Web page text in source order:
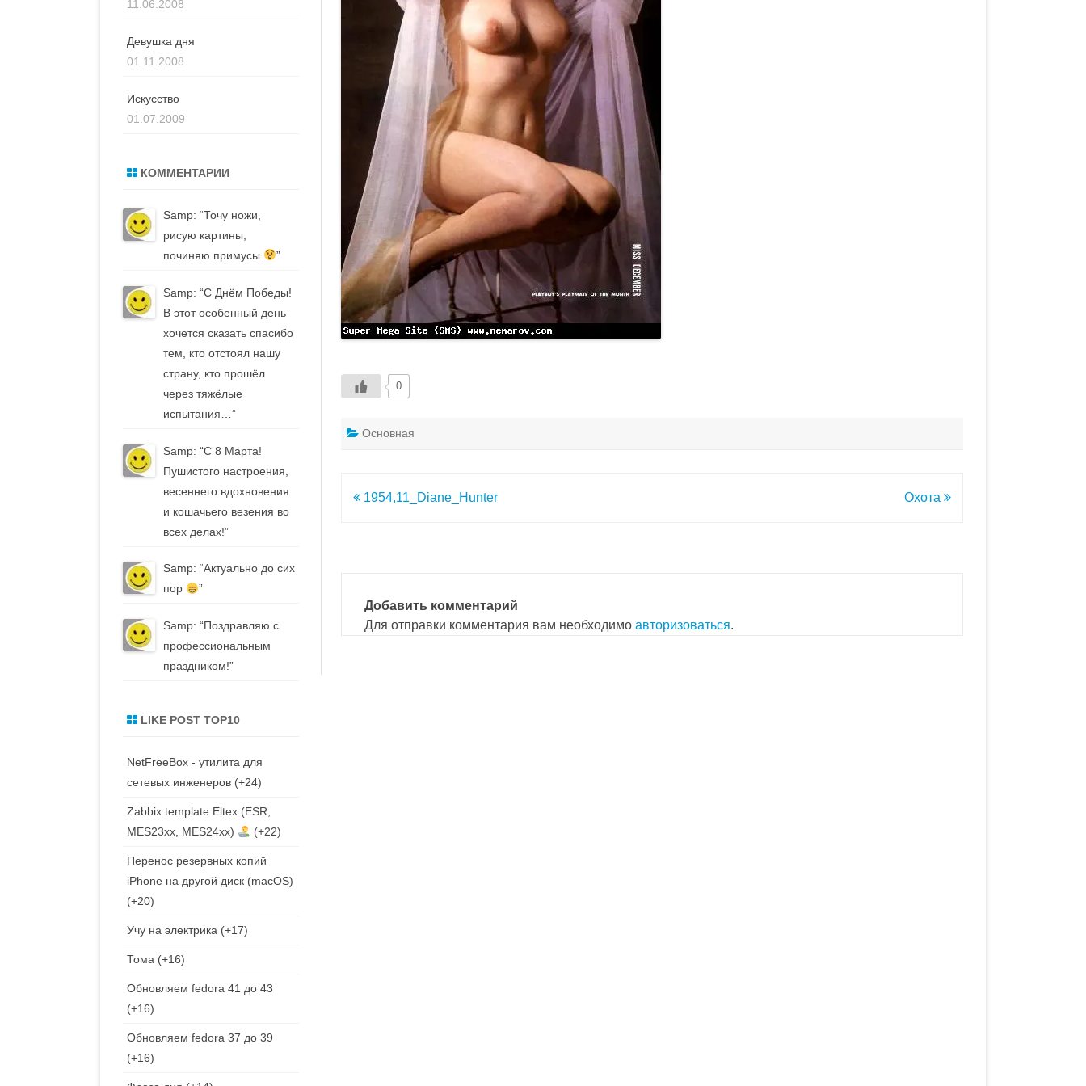
0
Основная
Навигация
1954,11_Diane_Hunter Охота
Добавить комментарий
Для отправки комментария вам необходимоавторизоваться.
11.06.2008
Девушка дня
01.11.2008
Искусство
01.07.2009
КОММЕНТАРИИ
Samp: “Точу ножи,
рисую картины,
починяю примусы
”
Samp: “С Днём Победы!
В этот особенный день
хочется сказать спасибо
тем, кто отстоял нашу
страну, кто прошёл
через тяжёлые
испытания… ”
Samp: “С 8 Марта!
Пушистого настроения,
весеннего вдохновения
и кошачьего везения во
всех делах!”
Samp: “Актуально до сих
пор
”
Samp: “Поздравляю с
профессиональным
праздником!”
LIKE POST TOP10
NetFreeBox - утилита для
сетевых инженеров +24
Zabbix template Eltex (ESR,
MES23xx, MES24xx)
+22
Перенос резервных копий
iPhone на другой диск (macOS)
+20
Учу на электрика +17
Тома +16
Обновляем fedora 41 до 43
+16
Обновляем fedora 37 до 39
+16